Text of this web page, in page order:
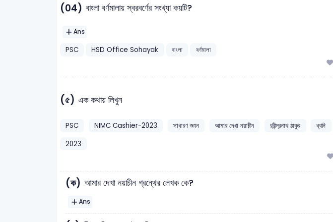
(04) বাংলা বর্ণমালায় স্বরবর্ণের সংখ্যা কয়টি?
Ans
PSC HSD Office Sohayak বাংলা
বর্ণমালা
(৫) এক কথায় লিখুন
PSC NIMC Cashier-2023 সাধারণ জ্ঞান আমার দেখা নয়াচীন রবীন্দ্রনাথ ঠাকুর ধ্বনি
2023
(ক) আমার দেখা নয়াচীন গ্রন্থের লেখক কে?
Ans